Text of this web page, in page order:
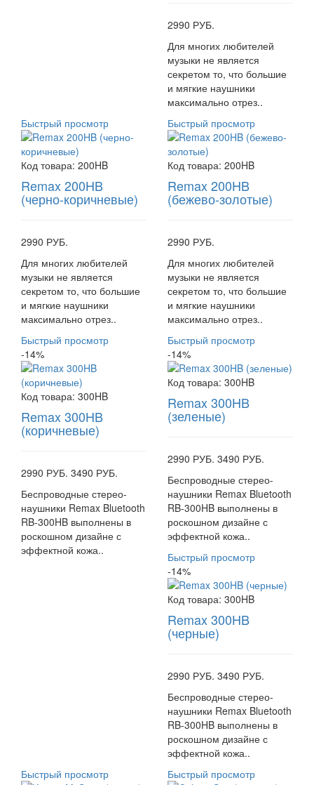
2990 РУБ.
Для многих любителей
музыки не является
секретом то, что большие
и мягкие наушники
максимально отрез..
Быстрый просмотр
Код товара: 200HB
Remax 200HB
(черно-коричневые)
2990 РУБ.
Для многих любителей
музыки не является
секретом то, что большие
и мягкие наушники
максимально отрез..
Быстрый просмотр
Код товара: 200HB
Remax 200HB
(бежево-золотые)
2990 РУБ.
Для многих любителей
музыки не является
секретом то, что большие
и мягкие наушники
максимально отрез..
Быстрый просмотр
-14%
Код товара: 300HB
Remax 300HB
(коричневые)
2990 РУБ. 3490 РУБ.
Беспроводные стерео-
наушники Remax Bluetooth
RB-300HB выполнены в
роскошном дизайне с
эффектной кожа..
Быстрый просмотр
-14%
Код товара: 300HB
Remax 300HB
(зеленые)
2990 РУБ. 3490 РУБ.
Беспроводные стерео-
наушники Remax Bluetooth
RB-300HB выполнены в
роскошном дизайне с
эффектной кожа..
Быстрый просмотр
-14%
Код товара: 300HB
Remax 300HB
(черные)
2990 РУБ. 3490 РУБ.
Беспроводные стерео-
наушники Remax Bluetooth
RB-300HB выполнены в
роскошном дизайне с
эффектной кожа..
Быстрый просмотр
Быстрый просмотр